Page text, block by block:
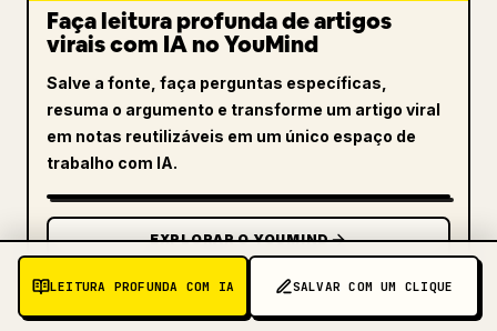
LEITURA PROFUNDA COM IA SALVAR COM UM CLIQUE
Faça leitura profunda de artigos
virais com IA no YouMind
Salve a fonte, faça perguntas específicas,
resuma o argumento e transforme um artigo viral
em notas reutilizáveis em um único espaço de
trabalho com IA.
EXPLORAR O YOUMIND